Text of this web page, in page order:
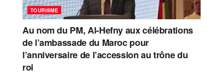
TOURISME
Au nom du PM, Al-Hefny aux célébrations
de l’ambassade du Maroc pour
l’anniversaire de l’accession au trône du
roi